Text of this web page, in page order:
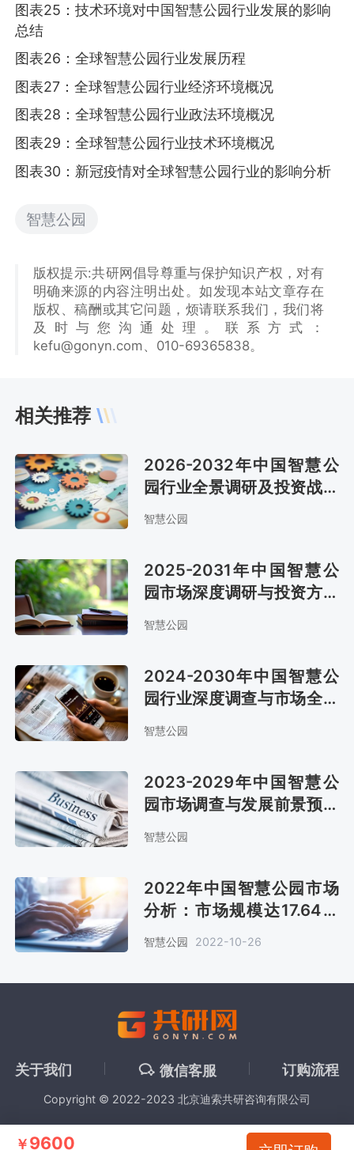
图表25：技术环境对中国智慧公园行业发展的影响
总结
图表26：全球智慧公园行业发展历程
图表27：全球智慧公园行业经济环境概况
图表28：全球智慧公园行业政法环境概况
图表29：全球智慧公园行业技术环境概况
图表30：新冠疫情对全球智慧公园行业的影响分析
智慧公园
版权提示:共研网倡导尊重与保护知识产权，对有
明确来源的内容注明出处。如发现本站文章存在
版权、稿酬或其它问题，烦请联系我们，我们将
及时与您沟通处理。联系方式：
kefu@gonyn.com、010-69365838。
相关推荐
2026-2032年中国智慧公
园行业全景调研及投资战略
研究报告
智慧公园
2025-2031年中国智慧公
园市场深度调研与投资方向
研究报告
智慧公园
2024-2030年中国智慧公
园行业深度调查与市场全景
评估报告
智慧公园
2023-2029年中国智慧公
园市场调查与发展前景预测
报告
智慧公园
2022年中国智慧公园市场
分析：市场规模达17.64亿
元[图]
智慧公园 2022-10-26
￥9600
关于我们 微信客服 订购流程
Copyright © 2022-2023 北京迪索共研咨询有限公司